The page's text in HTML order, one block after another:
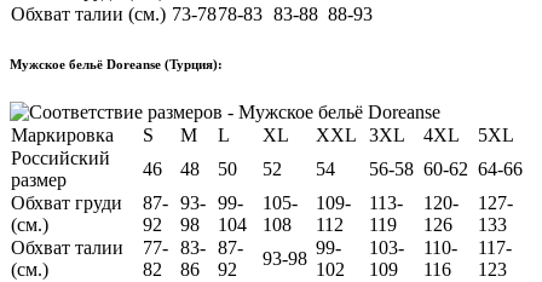
Обхват талии (см.) 73-7878-83 83-88 88-93
Мужское бельё Doreanse (Турция):
Маркировка S M L XL XXL 3XL 4XL
5XL
Российский
размер
46 48 50 52 54 56-58 60-62 64-66
Обхват груди
(см.)
87-
92
93-
98
99-
104
105-
108
109-
112
113-
119
120-
126
127-
133
Обхват талии
(см.)
77-
82
83-
86
87-
92
93-98
99-
102
103-
109
110-
116
117-
123